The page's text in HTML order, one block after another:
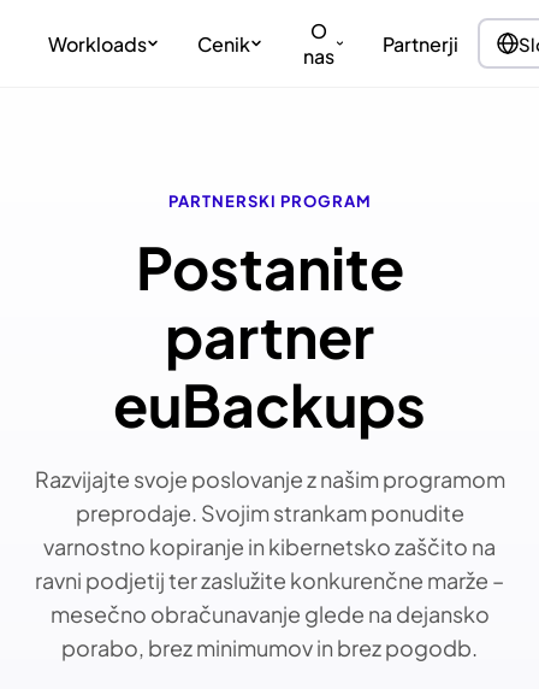
Workloads Cenik
O
nas
Partnerji
PARTNERSKI PROGRAM
Postanite
partner
euBackups
Razvijajte svoje poslovanje z našim programom
preprodaje. Svojim strankam ponudite
varnostno kopiranje in kibernetsko zaščito na
ravni podjetij ter zaslužite konkurenčne marže –
mesečno obračunavanje glede na dejansko
porabo, brez minimumov in brez pogodb.